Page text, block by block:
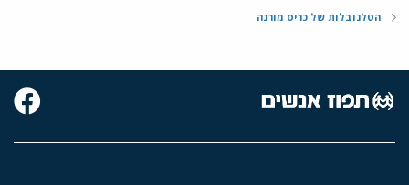
הטלנובלות של כריס מורנה